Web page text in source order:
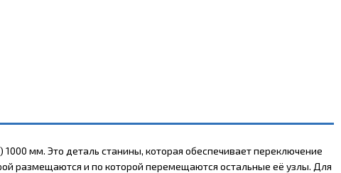
мм. Это деталь станины, которая обеспечивает переключение
размещаются и по которой перемещаются остальные её узлы. Для